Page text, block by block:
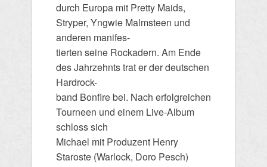
durch Europa mit Pretty Maids,
Stryper, Yngwie Malmsteen und
anderen manifes-
tierten seine Rockadern. Am Ende
des Jahrzehnts trat er der deutschen
Hardrock-
band Bonfire bei. Nach erfolgreichen
Tourneen und einem Live-Album
schloss sich
Michael mit Produzent Henry
Staroste (Warlock, Doro Pesch)